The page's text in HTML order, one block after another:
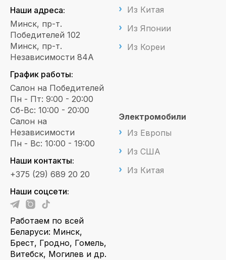
Наши адреса:
Минск, пр-т.
Победителей 102
Минск, пр-т.
Независимости 84А
График работы:
Салон на Победителей
Пн - Пт: 9:00 - 20:00
Сб-Вс: 10:00 - 20:00
Салон на
Независимости
Пн - Вс: 10:00 - 19:00
Наши контакты:
+375 (29) 689 20 20
Наши соцсети:
Работаем по всей
Беларуси: Минск,
Брест, Гродно, Гомель,
Витебск, Могилев и др.
Из Китая
Из Японии
Из Кореи
Электромобили
Из Европы
Из США
Из Китая